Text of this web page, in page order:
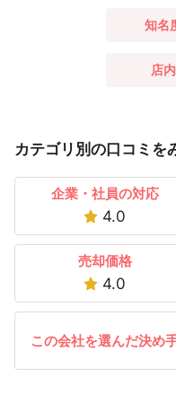
知名
店
カテゴリ別の口コミを
企業・社員の対応
4.0
売却価格
4.0
この会社を選んだ決め